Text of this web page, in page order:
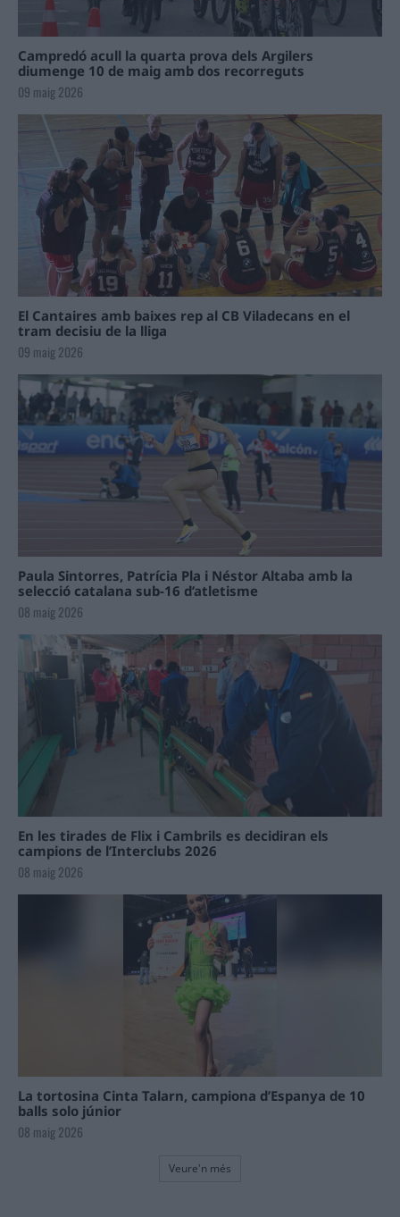
Campredó acull la quarta prova dels Argilers
diumenge 10 de maig amb dos recorreguts
09 maig 2026
El Cantaires amb baixes rep al CB Viladecans en el
tram decisiu de la lliga
09 maig 2026
Paula Sintorres, Patrícia Pla i Néstor Altaba amb la
selecció catalana sub-16 d’atletisme
08 maig 2026
En les tirades de Flix i Cambrils es decidiran els
campions de l’Interclubs 2026
08 maig 2026
La tortosina Cinta Talarn, campiona d’Espanya de 10
balls solo júnior
08 maig 2026
Veure'n més